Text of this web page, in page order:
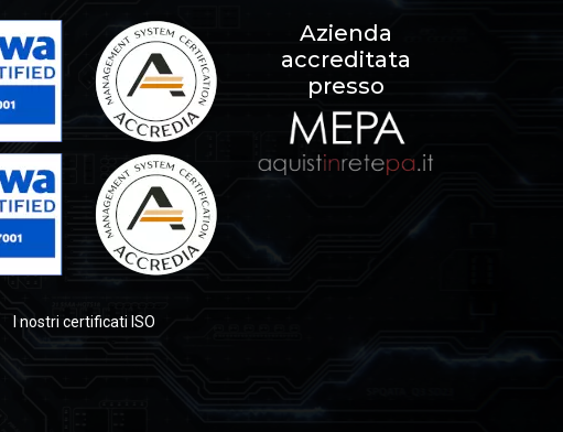
I nostri certificati ISO
Azienda
accreditata
presso